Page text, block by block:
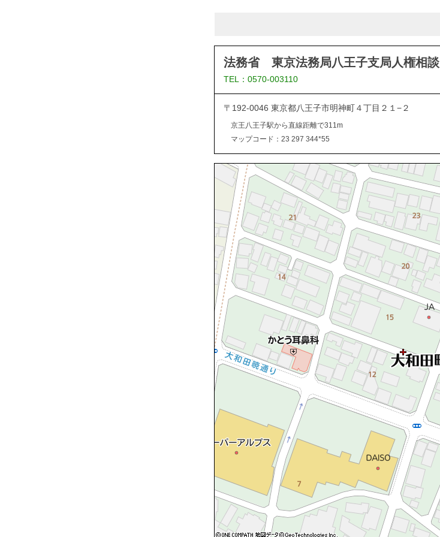
法務省 東京法務局八王子支局人権相談
TEL：0570-003110
〒192-0046 東京都八王子市明神町４丁目２１−２
京王八王子駅から直線距離で311m
マップコード：23 297 344*55